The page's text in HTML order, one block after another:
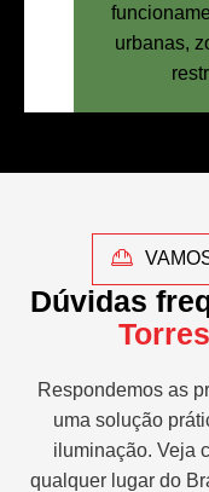
urbanas,
Dúvidas
Respondemos as
uma solução
iluminação. Veja
qualquer lugar do